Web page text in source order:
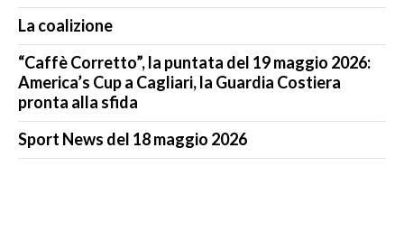
La coalizione
“Caffè Corretto”, la puntata del 19 maggio 2026:
America’s Cup a Cagliari, la Guardia Costiera
pronta alla sfida
Sport News del 18 maggio 2026